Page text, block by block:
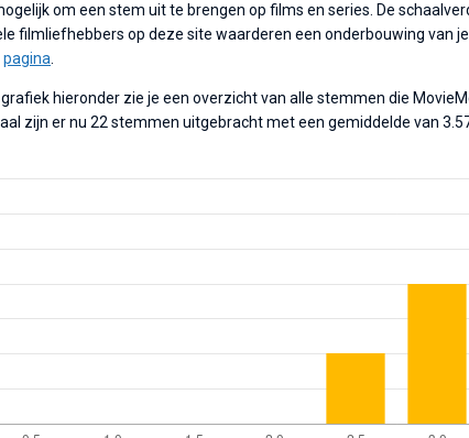
om een stem uit te brengen op films en series. De
filmliefhebbers op deze site waarderen een onderbouwing van
pagina
grafiek hieronder zie je een overzicht van alle stemmen die
zijn er nu 22 stemmen uitgebracht met een gemiddelde van